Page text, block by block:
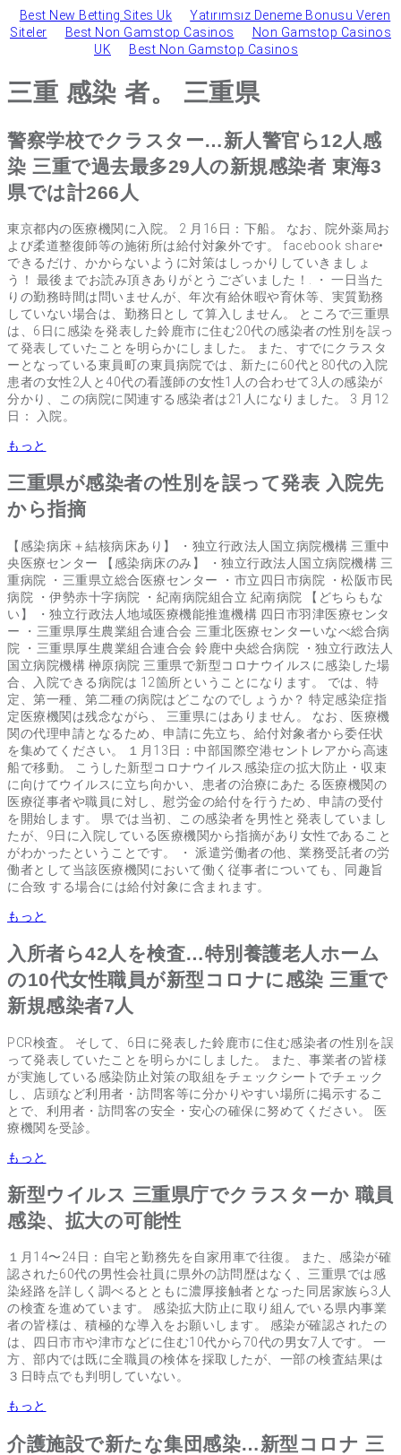
Best New Betting Sites Uk
Yatırımsız Deneme Bonusu Veren
Siteler
Best Non Gamstop Casinos
Non Gamstop Casinos
UK
Best Non Gamstop Casinos
三重 感染 者。 三重県
警察学校でクラスター…新人警官ら12人感
染 三重で過去最多29人の新規感染者 東海3
県では計266人
東京都内の医療機関に入院。 2 月16日：下船。 なお、院外薬局お
よび柔道整復師等の施術所は給付対象外です。 facebook share•
できるだけ、かからないように対策はしっかりしていきましょ
う！ 最後までお読み頂きありがとうございました！. ・ 一日当た
りの勤務時間は問いませんが、年次有給休暇や育休等、実質勤務
していない場合は、勤務日とし て算入しません。 ところで三重県
は、6日に感染を発表した鈴鹿市に住む20代の感染者の性別を誤っ
て発表していたことを明らかにしました。 また、すでにクラスタ
ーとなっている東員町の東員病院では、新たに60代と80代の入院
患者の女性2人と40代の看護師の女性1人の合わせて3人の感染が
分かり、この病院に関連する感染者は21人になりました。 3 月12
日： 入院。
もっと
三重県が感染者の性別を誤って発表 入院先
から指摘
【感染病床＋結核病床あり】 ・独立行政法人国立病院機構 三重中
央医療センター 【感染病床のみ】 ・独立行政法人国立病院機構 三
重病院 ・三重県立総合医療センター ・市立四日市病院 ・松阪市民
病院 ・伊勢赤十字病院 ・紀南病院組合立 紀南病院 【どちらもな
い】 ・独立行政法人地域医療機能推進機構 四日市羽津医療センタ
ー ・三重県厚生農業組合連合会 三重北医療センターいなべ総合病
院 ・三重県厚生農業組合連合会 鈴鹿中央総合病院 ・独立行政法人
国立病院機構 榊原病院 三重県で新型コロナウイルスに感染した場
合、入院できる病院は 12箇所ということになります。 では、特
定、第一種、第二種の病院はどこなのでしょうか？ 特定感染症指
定医療機関は残念ながら、 三重県にはありません。 なお、医療機
関の代理申請となるため、申請に先立ち、給付対象者から委任状
を集めてください。 １月13日：中部国際空港セントレアから高速
船で移動。 こうした新型コロナウイルス感染症の拡大防止・収束
に向けてウイルスに立ち向かい、患者の治療にあた る医療機関の
医療従事者や職員に対し、慰労金の給付を行うため、申請の受付
を開始します。 県では当初、この感染者を男性と発表していまし
たが、9日に入院している医療機関から指摘があり女性であること
がわかったということです。 ・ 派遣労働者の他、業務受託者の労
働者として当該医療機関において働く従事者についても、同趣旨
に合致 する場合には給付対象に含まれます。
もっと
入所者ら42人を検査…特別養護老人ホーム
の10代女性職員が新型コロナに感染 三重で
新規感染者7人
PCR検査。 そして、6日に発表した鈴鹿市に住む感染者の性別を誤
って発表していたことを明らかにしました。 また、事業者の皆様
が実施している感染防止対策の取組をチェックシートでチェック
し、店頭など利用者・訪問客等に分かりやすい場所に掲示するこ
とで、利用者・訪問客の安全・安心の確保に努めてください。 医
療機関を受診。
もっと
新型ウイルス 三重県庁でクラスターか 職員
感染、拡大の可能性
１月14〜24日：自宅と勤務先を自家用車で往復。 また、感染が確
認された60代の男性会社員に県外の訪問歴はなく、三重県では感
染経路を詳しく調べるとともに濃厚接触者となった同居家族ら3人
の検査を進めています。 感染拡大防止に取り組んでいる県内事業
者の皆様は、積極的な導入をお願いします。 感染が確認されたの
は、四日市市や津市などに住む10代から70代の男女7人です。 一
方、部内では既に全職員の検体を採取したが、一部の検査結果は
３日時点でも判明していない。
もっと
介護施設で新たな集団感染…新型コロナ 三